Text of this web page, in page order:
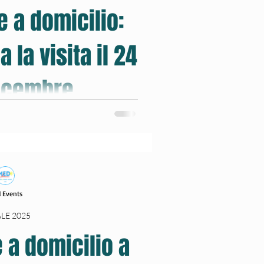
i bambini
a domicilio:
la visita il 24
a domicilio a
2025
Events